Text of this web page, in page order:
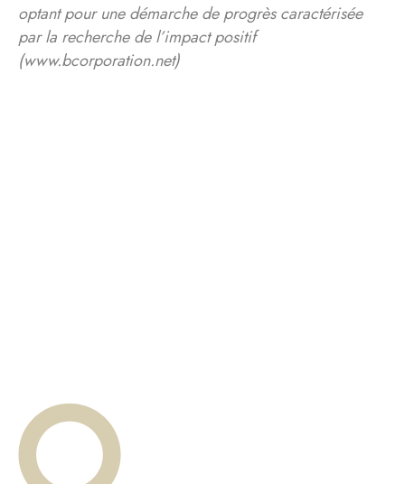
optant pour une démarche de progrès caractérisée
par la recherche de l’impact positif
(www.bcorporation.net)